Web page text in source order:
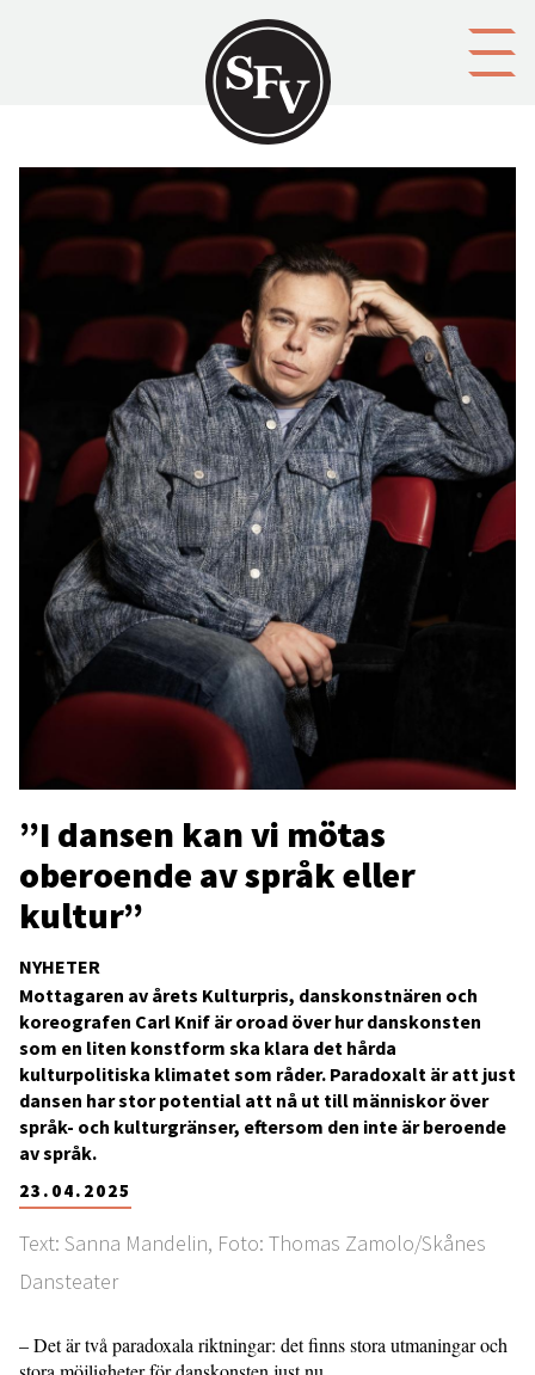
NYHETER
”I dansen kan vi mötas
oberoende av språk eller
kultur”
23.04.2025
Mottagaren av årets Kulturpris, danskonstnären och
koreografen Carl Knif är oroad över hur danskonsten
som en liten konstform ska klara det hårda
kulturpolitiska klimatet som råder. Paradoxalt är att just
dansen har stor potential att nå ut till människor över
språk- och kulturgränser, eftersom den inte är beroende
av språk.
Text: Sanna Mandelin, Foto: Thomas Zamolo/Skånes
Dansteater
– Det är två paradoxala riktningar: det finns stora utmaningar och